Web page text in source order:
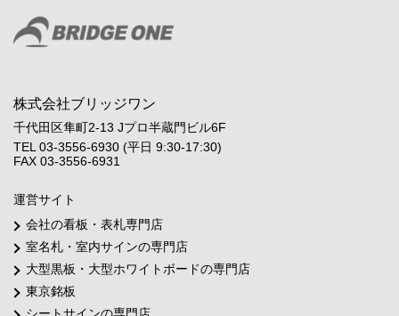
株式会社ブリッジワン
千代田区隼町2-13 Jプロ半蔵門ビル6F
TEL 03-3556-6930 (平日 9:30-17:30)
FAX 03-3556-6931
運営サイト
会社の看板・表札専門店
室名札・室内サインの専門店
大型黒板・大型ホワイトボードの専門店
東京銘板
シートサインの専門店